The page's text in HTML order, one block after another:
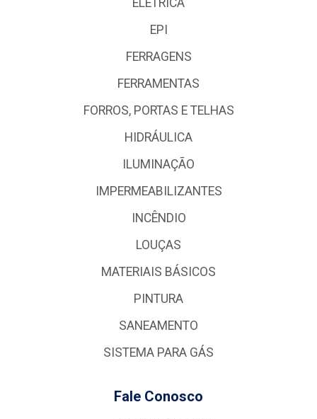
EPI
FERRAGENS
FERRAMENTAS
FORROS, PORTAS E TELHAS
HIDRÁULICA
ILUMINAÇÃO
IMPERMEABILIZANTES
INCÊNDIO
LOUÇAS
MATERIAIS BÁSICOS
PINTURA
SANEAMENTO
SISTEMA PARA GÁS
Fale Conosco